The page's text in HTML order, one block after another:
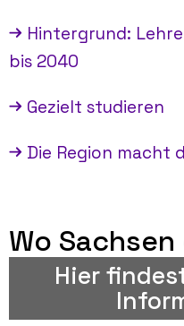
Hintergrund:
bis 2040
Gezielt studieren
Die Region macht
Wo
Hier
Bald an dieser
zeigt, wo
an Lehrkräften
du Sachsen
Sachsen